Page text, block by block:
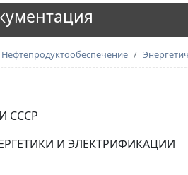
Нефтепродуктообеспечение
СССР
И ЭЛЕКТРИФИКАЦИИ